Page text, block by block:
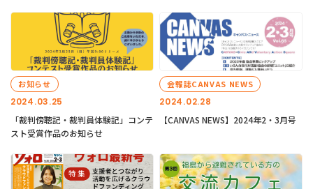
2024.03.25
お知らせ
「裁判傍聴記・裁判員体験記」コンテ
スト受賞作品のお知らせ
2024.02.28
会報誌CANVAS NEWS
【CANVAS NEWS】2024年2・3月号